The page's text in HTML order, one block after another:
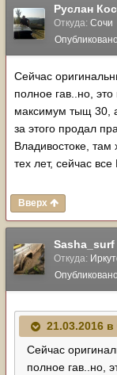
Руслан
Откуда: Сочи
Сейчас
полное гав..но, это
максимум тыщ 30,
за этого продал
Владивостоке, там
тех лет, сейчас все
Вверх
Sasha_surf
Откуда:
21.03.2016
Сейчас
полное гав..но,